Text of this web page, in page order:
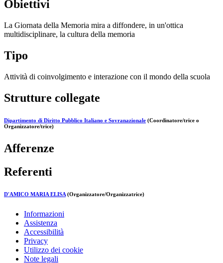
Obiettivi
La Giornata della Memoria mira a diffondere, in un'ottica
multidisciplinare, la cultura della memoria
Tipo
Attività di coinvolgimento e interazione con il mondo della scuola
Strutture collegate
Dipartimento di Diritto Pubblico Italiano e Sovranazionale (Coordinatore/trice o
Organizzatore/trice)
Afferenze
Referenti
D'AMICO MARIA ELISA (Organizzatore/Organizzatrice)
Informazioni
Assistenza
Accessibilità
Privacy
Utilizzo dei cookie
Note legali